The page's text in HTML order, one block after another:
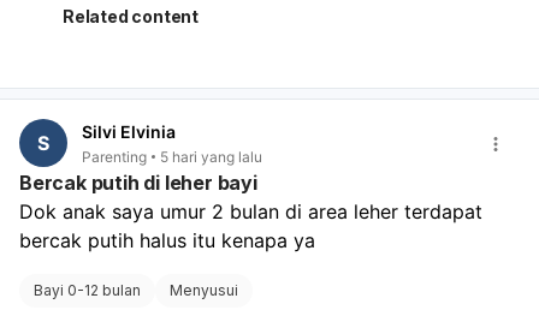
memakai obat sembarangan tanpa anjuran dokter. Jika
Related content
S Silvi Elvinia
Parenting 5 hari yang lalu
Bercak putih di leher bayi
Dok anak saya umur 2 bulan di area leher terdapat
bercak putih halus itu kenapa ya
Bayi 0-12 bulan Menyusui